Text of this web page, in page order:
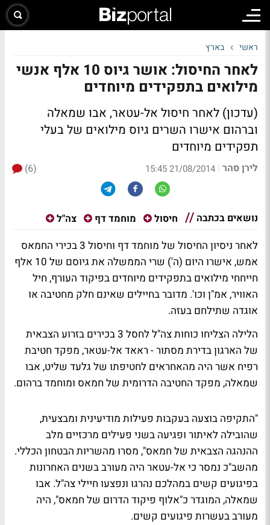
ראשי בארץ
לאחר החיסול: אושר גיוס 10 אלף אנשי
מילואים בתפקידים מיוחדים
(עדכון) לאחר חיסול אל-עטאר, אבו שמאלה
וברהום אישרו השרים גיוס מילואים של בעלי
תפקידים מיוחדים
לירן סהר |
21/08/2014 15:45
(6)
נושאים בכתבה חיסול מוחמד דף צה"ל
לאחר ניסיון החיסול של מוחמד דף וחיסול 3 בכירי החמאס
אמש, אישרו היום (ה') שרי הממשלה את גיוסם של 10 אלף
חייחחי מילואים בתפקידים מיוחדים בפיקוד העורף, חיל
האוויר, אמ"ן וכו'. מדובר בחיילים שאינם חלק מחטיבה או
אוגדה שתילחם בעזה.
הלילה הצליחו כוחות צה"ל לחסל 3 בכירים בזרוע הצבאית
של הארגון בדירת מסתור - ראאד אל-עטאר, מפקד חטיבת
רפיח אשר היה מהאחראים לחטיפתו של גלעד שליט, אבו
שמאלה, מפקד החטיבה הדרומית של חמאס ומוחמד ברהום.
"התקיפה בוצעה בעקבות פעילות מודיעינית ומבצעית,
שהובילה לאיתור ופגיעה בשני פעילים מרכזיים מלב
ההנהגה הצבאית של חמאס", מסרו מהשריות הבטחון הכללי.
מהשב"כ נמסר כי אל-עטאר היה מעורב בשנים האחרונות
בפיגועים קשים במהלכם נהרגו ונפצעו חיילי צה"ל. אבו
שמאלה, המוגדר כ"אלוף פיקוד הדרום של חמאס", היה
מעורב בעשרות פיגועים קשים.